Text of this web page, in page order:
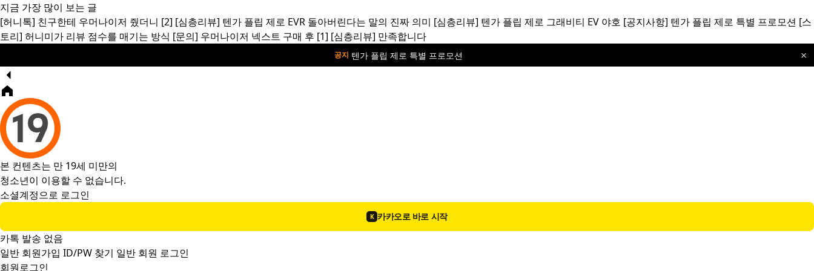
지금 가장 많이 보는 글
[허니톡] 친구한테 우머나이저 줬더니 [2] [심층리뷰] 텐가 플립 제로 EVR 돌아버린다는 말의 진짜 의미 [심층리뷰] 텐가 플립 제로 그래비티 EV 야호 [공지사항] 텐가 플립 제로 특별 프로모션 [스
토리] 허니미가 리뷰 점수를 매기는 방식 [문의] 우머나이저 넥스트 구매 후 [1] [심층리뷰] 만족합니다
공지 🎁 위바이브 1+1 프로모션 ×
본 컨텐츠는 만 19세 미만의
청소년이 이용할 수 없습니다.
소셜계정으로 로그인
K 카카오로 바로 시작
카톡 발송 없음
일반 회원가입 ID/PW 찾기 일반 회원 로그인
회원로그인